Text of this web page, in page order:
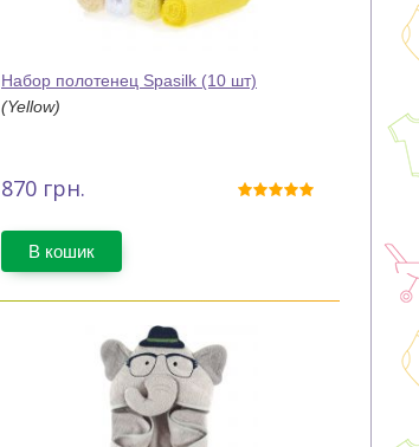
Набор полотенец Spasilk (10 шт)
(Yellow)
870 грн.
В кошик